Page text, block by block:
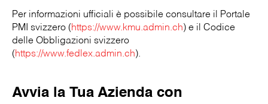
Per informazioni ufficiali è possibile consultare il Portale
PMI svizzero (https://www.kmu.admin.ch) e il Codice
delle Obbligazioni svizzero
(https://www.fedlex.admin.ch).
Avvia la Tua Azienda con